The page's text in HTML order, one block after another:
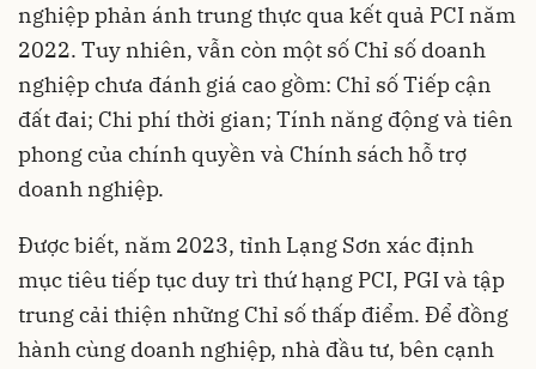
nghiệp phản ánh trung thực qua kết quả PCI năm
2022. Tuy nhiên, vẫn còn một số Chỉ số doanh
nghiệp chưa đánh giá cao gồm: Chỉ số Tiếp cận
đất đai; Chi phí thời gian; Tính năng động và tiên
phong của chính quyền và Chính sách hỗ trợ
doanh nghiệp.
Được biết, năm 2023, tỉnh Lạng Sơn xác định
mục tiêu tiếp tục duy trì thứ hạng PCI, PGI và tập
trung cải thiện những Chỉ số thấp điểm. Để đồng
hành cùng doanh nghiệp, nhà đầu tư, bên cạnh